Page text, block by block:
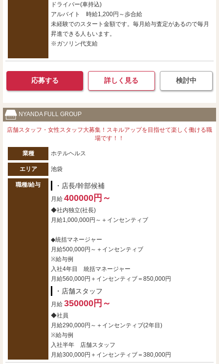
ドライバー(車持込)
アルバイト 時給1,200円～歩合給
未経験でのスタート金額です。毎月給与査定があるので毎月
昇進できる人もいます。
※ガソリン代支給
応募する 詳しく見る 検討中
NYANDA FULL GROUP
店舗スタッフ・女性スタッフ大募集！スキルアップを目指せて楽しく働ける職
場です！！
業種 ホテルヘルス
エリア 池袋
職種/給与 ・店長/幹部候補
月給 400000円～
◆社内独立(社長)
月給1,000,000円～＋インセンティブ
◆統括マネージャー
月給500,000円～＋インセンティブ
※給与例
入社4年目 統括マネージャー
月給560,000円＋インセンティブ＝850,000円
・店舗スタッフ
月給 350000円～
◆社員
月給290,000円～＋インセンティブ(2年目)
※給与例
入社半年 店舗スタッフ
月給300,000円＋インセンティブ＝380,000円